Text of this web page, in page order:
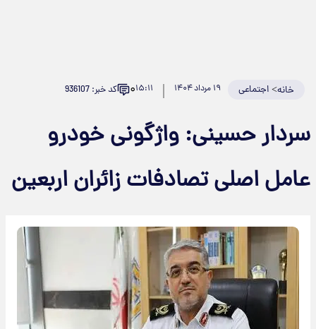
خانه>اجتماعی ۱۹ مرداد ۱۴۰۴ ۱۵:۱۱۰ کد خبر: 936107
سردار حسینی: واژگونی خودرو
عامل اصلی تصادفات زائران اربعین